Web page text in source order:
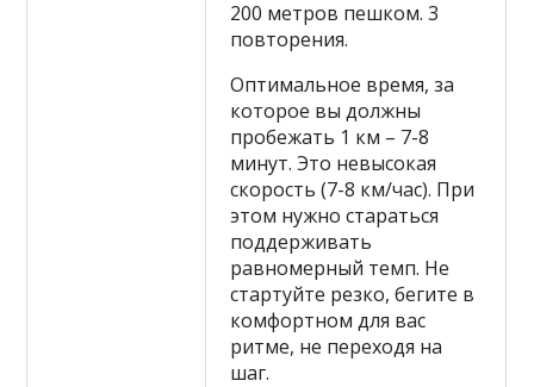
200 метров пешком. 3
повторения.
Оптимальное время, за
которое вы должны
пробежать 1 км – 7-8
минут. Это невысокая
скорость (7-8 км/час). При
этом нужно стараться
поддерживать
равномерный темп. Не
стартуйте резко, бегите в
комфортном для вас
ритме, не переходя на
шаг.